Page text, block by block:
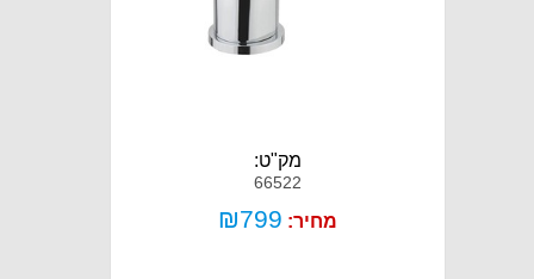
מק"ט:
66522
מחיר: ₪799